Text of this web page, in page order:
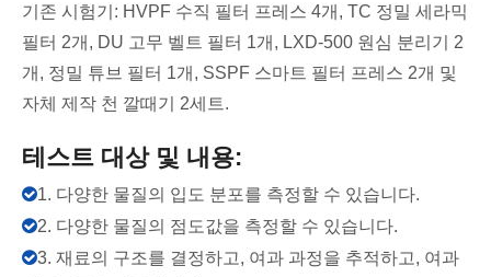
기존 시험기: HVPF 수직 필터 프레스 4개, TC 정밀 세라믹
필터 2개, DU 고무 벨트 필터 1개, LXD-500 원심 분리기 2
개, 정밀 튜브 필터 1개, SSPF 스마트 필터 프레스 2개 및
자체 제작 천 깔때기 2세트.
테스트 대상 및 내용:
1. 다양한 물질의 입도 분포를 측정할 수 있습니다.
2. 다양한 물질의 점도값을 측정할 수 있습니다.
3. 재료의 구조를 결정하고, 여과 과정을 추적하고, 여과